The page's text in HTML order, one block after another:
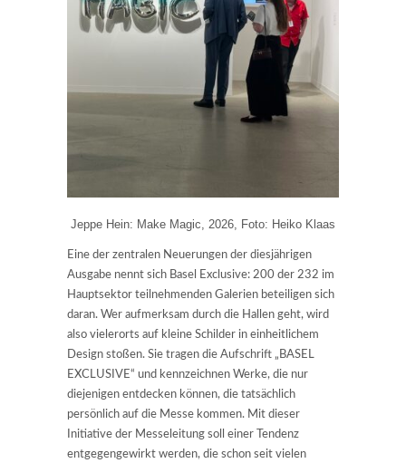
Jeppe Hein: Make Magic, 2026, Foto: Heiko Klaas
Eine der zentralen Neuerungen der diesjährigen
Ausgabe nennt sich Basel Exclusive: 200 der 232 im
Hauptsektor teilnehmenden Galerien beteiligen sich
daran. Wer aufmerksam durch die Hallen geht, wird
also vielerorts auf kleine Schilder in einheitlichem
Design stoßen. Sie tragen die Aufschrift „BASEL
EXCLUSIVE“ und kennzeichnen Werke, die nur
diejenigen entdecken können, die tatsächlich
persönlich auf die Messe kommen. Mit dieser
Initiative der Messeleitung soll einer Tendenz
entgegengewirkt werden, die schon seit vielen